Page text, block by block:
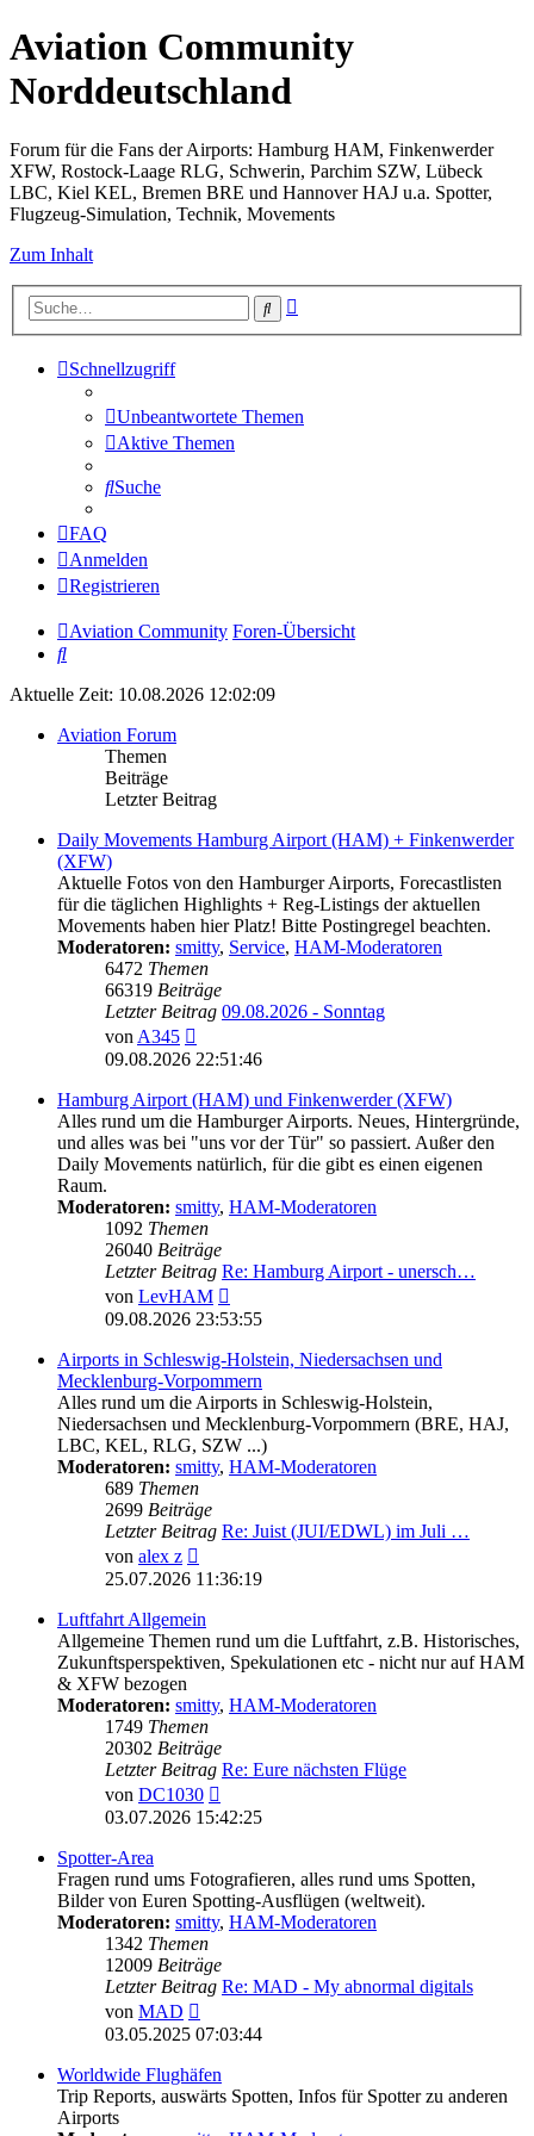
Aviation Community
Norddeutschland
Forum für die Fans der Airports: Hamburg HAM, Finkenwerder
XFW, Rostock-Laage RLG, Schwerin, Parchim SZW, Lübeck
LBC, Kiel KEL, Bremen BRE und Hannover HAJ u.a. Spotter,
Flugzeug-Simulation, Technik, Movements
Zum Inhalt
Suche
Schnellzugriff
Unbeantwortete Themen
Aktive Themen
Suche
FAQ
Anmelden
Registrieren
Aviation Community Foren-Übersicht
Suche
Aktuelle Zeit: 10.08.2026 12:02:09
Aviation Forum
Themen
Beiträge
Letzter Beitrag
Daily Movements Hamburg Airport (HAM) + Finkenwerder
(XFW)
Aktuelle Fotos von den Hamburger Airports, Forecastlisten
für die täglichen Highlights + Reg-Listings der aktuellen
Movements haben hier Platz! Bitte Postingregel beachten.
Moderatoren: smitty, Service, HAM-Moderatoren
6472 Themen
66319 Beiträge
Letzter Beitrag 09.08.2026 - Sonntag
vonA345
Beitrag
09.08.2026 22:51:46
Hamburg Airport (HAM) und Finkenwerder (XFW)
Alles rund um die Hamburger Airports. Neues, Hintergründe,
und alles was bei "uns vor der Tür" so passiert. Außer den
Daily Movements natürlich, für die gibt es einen eigenen
Raum.
Moderatoren: smitty, HAM-Moderatoren
1092 Themen
26040 Beiträge
Letzter Beitrag Re: Hamburg Airport - unersch…
von LevHAM
Beitrag
09.08.2026 23:53:55
Airports in Schleswig-Holstein, Niedersachsen und
Mecklenburg-Vorpommern
Alles rund um die Airports in Schleswig-Holstein,
Niedersachsen und Mecklenburg-Vorpommern (BRE, HAJ,
LBC, KEL, RLG, SZW ...)
Moderatoren: smitty, HAM-Moderatoren
689 Themen
2699 Beiträge
Letzter Beitrag Re: Juist (JUI/EDWL) im Juli …
von alex z
Beitrag
25.07.2026 11:36:19
Luftfahrt Allgemein
Allgemeine Themen rund um die Luftfahrt, z.B. Historisches,
Zukunftsperspektiven, Spekulationen etc - nicht nur auf HAM
& XFW bezogen
Moderatoren: smitty, HAM-Moderatoren
1749 Themen
20302 Beiträge
Letzter Beitrag Re: Eure nächsten Flüge
von DC1030
Beitrag
03.07.2026 15:42:25
Spotter-Area
Fragen rund ums Fotografieren, alles rund ums Spotten,
Bilder von Euren Spotting-Ausflügen (weltweit).
Moderatoren: smitty, HAM-Moderatoren
1342 Themen
12009 Beiträge
Letzter Beitrag Re: MAD - My abnormal digitals
von MAD
Beitrag
03.05.2025 07:03:44
Worldwide Flughäfen
Trip Reports, auswärts Spotten, Infos für Spotter zu anderen
Airports